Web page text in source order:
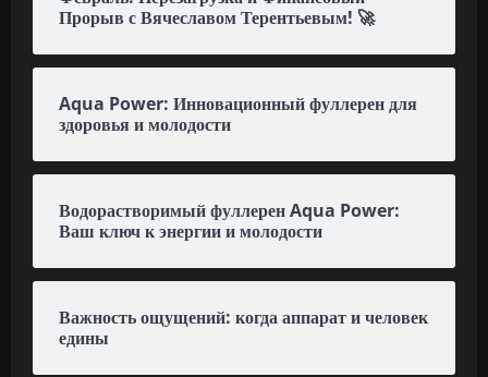
Прорыв с Вячеславом Терентьевым! 🚀
Aqua Power: Инновационный фуллерен для
здоровья и молодости
Водорастворимый фуллерен Aqua Power:
Ваш ключ к энергии и молодости
Важность ощущений: когда аппарат и человек
едины